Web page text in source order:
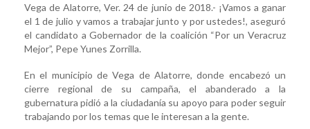
vamos
a
trabajar
por
ustedes!:
Pepe
Vega de Alatorre, Ver. 24 de junio de 2018.- ¡Vamos a ganar
el 1 de julio y vamos a trabajar junto y por ustedes!, aseguró
el candidato a Gobernador de la coalición “Por un Veracruz
Mejor”, Pepe Yunes Zorrilla.
En el municipio de Vega de Alatorre, donde encabezó un
cierre regional de su campaña, el abanderado a la
gubernatura pidió a la ciudadanía su apoyo para poder seguir
trabajando por los temas que le interesan a la gente.